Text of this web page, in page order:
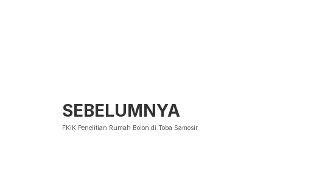
SEBELUMNYA
FKIK Penelitian Rumah Bolon di Toba Samosir